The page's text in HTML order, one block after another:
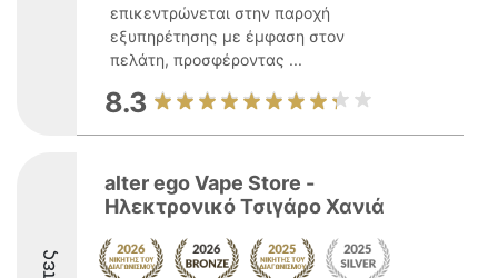
επικεντρώνεται στην παροχή
εξυπηρέτησης με έμφαση στον
πελάτη, προσφέροντας ...
8.3
alter ego Vape Store -
Ηλεκτρονικό Τσιγάρο Χανιά